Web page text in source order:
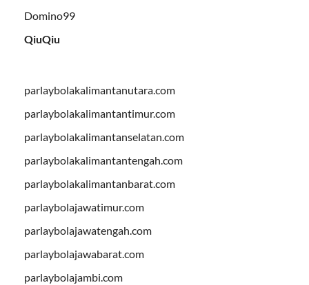
Domino99
QiuQiu
parlaybolakalimantanutara.com
parlaybolakalimantantimur.com
parlaybolakalimantanselatan.com
parlaybolakalimantantengah.com
parlaybolakalimantanbarat.com
parlaybolajawatimur.com
parlaybolajawatengah.com
parlaybolajawabarat.com
parlaybolajambi.com